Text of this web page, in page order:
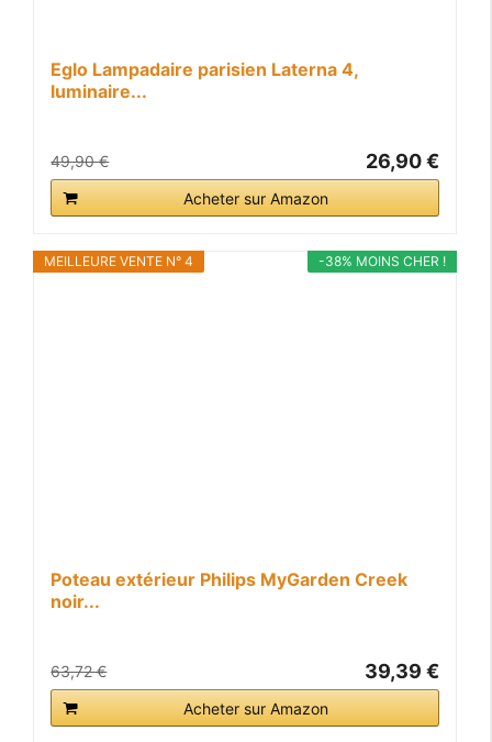
Eglo Lampadaire parisien Laterna 4,
luminaire...
49,90 € 26,90 €
Acheter sur Amazon
-38% MOINS CHER !
MEILLEURE VENTE N° 4
Poteau extérieur Philips MyGarden Creek
noir...
63,72 € 39,39 €
Acheter sur Amazon